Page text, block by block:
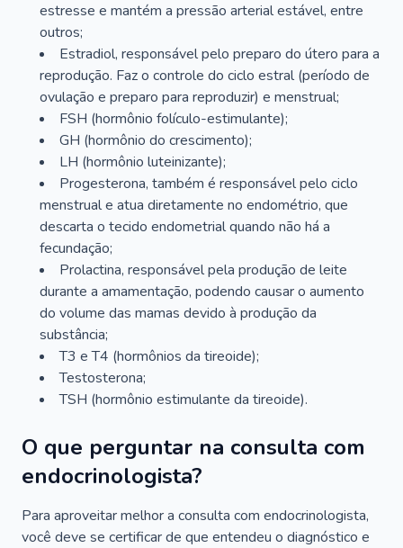
estresse e mantém a pressão arterial estável, entre
outros;
Estradiol, responsável pelo preparo do útero para a
reprodução. Faz o controle do ciclo estral (período de
ovulação e preparo para reproduzir) e menstrual;
FSH (hormônio folículo-estimulante);
GH (hormônio do crescimento);
LH (hormônio luteinizante);
Progesterona, também é responsável pelo ciclo
menstrual e atua diretamente no endométrio, que
descarta o tecido endometrial quando não há a
fecundação;
Prolactina, responsável pela produção de leite
durante a amamentação, podendo causar o aumento
do volume das mamas devido à produção da
substância;
T3 e T4 (hormônios da tireoide);
Testosterona;
TSH (hormônio estimulante da tireoide).
O que perguntar na consulta com
endocrinologista?
Para aproveitar melhor a consulta com endocrinologista,
você deve se certificar de que entendeu o diagnóstico e